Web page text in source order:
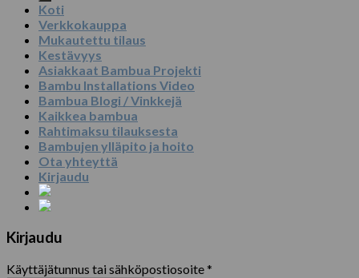
Koti
Verkkokauppa
Mukautettu tilaus
Kestävyys
Asiakkaat Bambua Projekti
Bambu Installations Video
Bambua Blogi / Vinkkejä
Kaikkea bambua
Rahtimaksu tilauksesta
Bambujen ylläpito ja hoito
Ota yhteyttä
Kirjaudu
Kirjaudu
Käyttäjätunnus tai sähköpostiosoite*